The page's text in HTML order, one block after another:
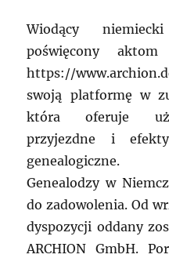
Wiodący
poświęcony aktom
https://
swoją platformę w
która oferuje
przyjezdne i
genealogiczne.
Genealodzy w
do zadowolenia. Od
dyspozycji oddany
ARCHION GmbH.